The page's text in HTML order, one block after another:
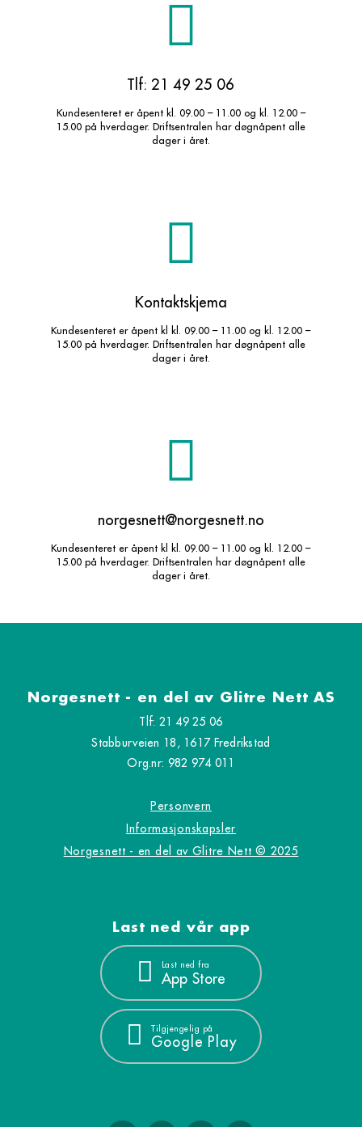
Tlf: 21 49 25 06
Kundesenteret er åpent kl. 09.00 – 11.00 og kl. 12.00 –
15.00 på hverdager. Driftsentralen har døgnåpent alle
dager i året.
Kontaktskjema
Kundesenteret er åpent kl kl. 09.00 – 11.00 og kl. 12.00 –
15.00 på hverdager. Driftsentralen har døgnåpent alle
dager i året.
norgesnett@norgesnett.no
Kundesenteret er åpent kl kl. 09.00 – 11.00 og kl. 12.00 –
15.00 på hverdager. Driftsentralen har døgnåpent alle
dager i året.
Norgesnett - en del av Glitre Nett AS
Tlf: 21 49 25 06
Stabburveien 18, 1617 Fredrikstad
Org.nr: 982 974 011
Personvern
Informasjonskapsler
Norgesnett - en del av Glitre Nett © 2025
Last ned vår app
Last ned fra
App Store
Tilgjengelig på
Google Play